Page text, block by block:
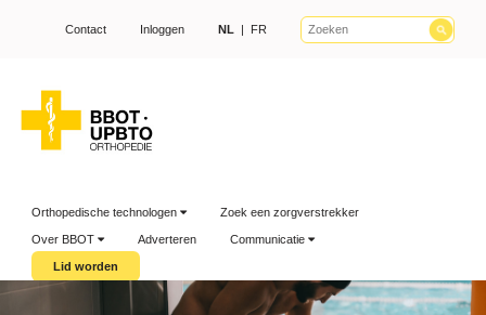
Contact Inloggen NL | FR
Orthopedische technologen Zoek een zorgverstrekker
Over BBOT Adverteren Communicatie
Lid worden